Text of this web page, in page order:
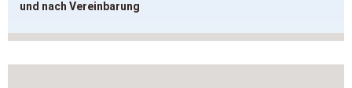
und nach Vereinbarung